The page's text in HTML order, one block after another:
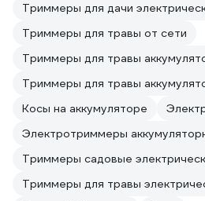
Триммеры для дачи
Триммеры для травы от сети
Триммеры для травы
Триммеры для травы
Косы на аккумуляторе
Электротриммеры
Триммеры садовые
Триммеры для травы